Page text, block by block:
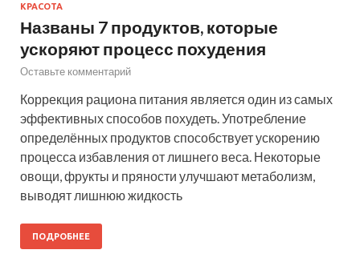
КРАСОТА
Названы 7 продуктов, которые
ускоряют процесс похудения
Оставьте комментарий
Коррекция рациона питания является один из самых
эффективных способов похудеть. Употребление
определённых продуктов способствует ускорению
процесса избавления от лишнего веса. Некоторые
овощи, фрукты и пряности улучшают метаболизм,
выводят лишнюю жидкость
ПОДРОБНЕЕ